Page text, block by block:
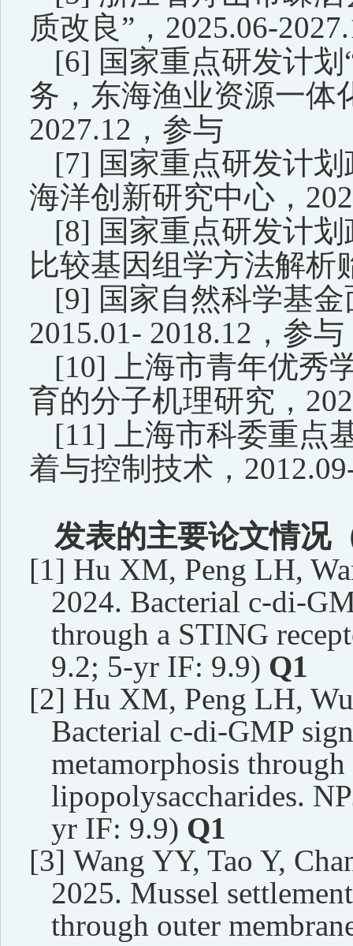
质改良” ， 2025.06-
[6] 国家重点研发计划
务 ， 东海渔业资源一体
2027.12 ， 参与
[7] 国家重点研发计
海洋创新研究中心，
[8] 国家重点研发计
比较基因组学方法解析
[9] 国家自然科学基
2015.01- 2018.12 ，参与
[10]
上海市青年优秀
育的分子机理研究，
[11]
上海市科委重点
着与控制技术，
发表的主要论文情况
[1] Hu XM, Peng LH,
2024. Bacterial c-di-
through a STING
9.2; 5-yr IF: 9.9) Q1
[2] Hu XM, Peng LH,
Bacterial c-di-GMP
metamorphosis
lipopolysaccharides.
yr IF: 9.9) Q1
[3] Wang YY, Tao Y,
2025. Mussel
through outer